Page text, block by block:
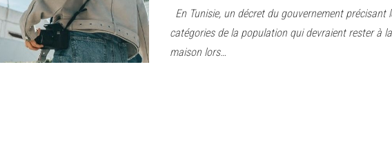
En Tunisie, un décret du gouvernement précisant
catégories de la population qui devraient rester à la
maison lors…